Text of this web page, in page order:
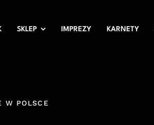
SKLEP IMPREZY KARNETY
W POLSCE